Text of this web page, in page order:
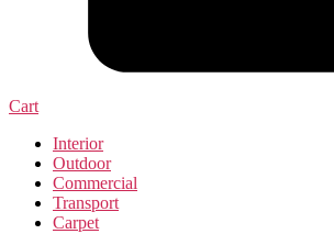
Cart
Interior
Outdoor
Commercial
Transport
Carpet